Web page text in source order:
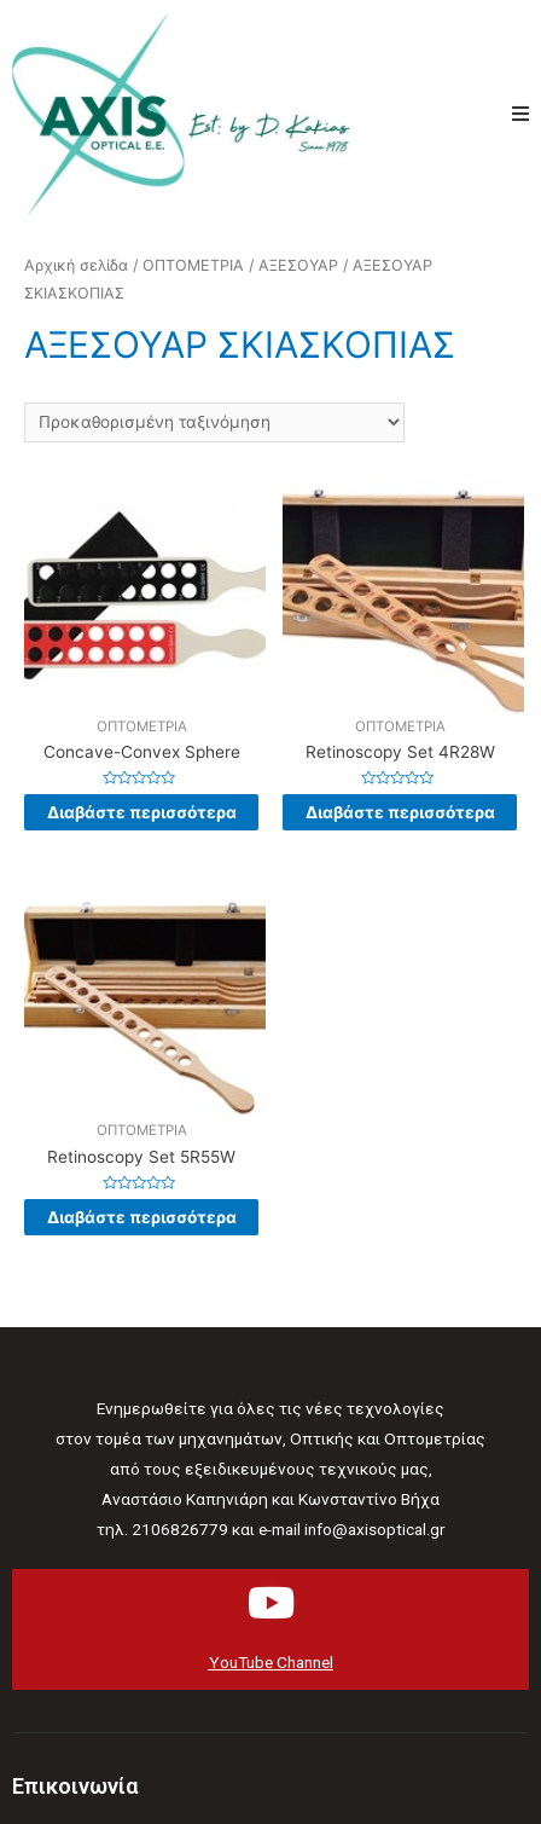
Αρχική σελίδα / ΟΠΤΟΜΕΤΡΙΑ / ΑΞΕΣΟΥΑΡ / ΑΞΕΣΟΥΑΡ
ΣΚΙΑΣΚΟΠΙΑΣ
ΑΞΕΣΟΥΑΡ ΣΚΙΑΣΚΟΠΙΑΣ
ΟΠΤΟΜΕΤΡΙΑ
Concave-Convex Sphere
Βαθμολογήθηκε
με
Διαβάστε περισσότερα
ΟΠΤΟΜΕΤΡΙΑ
Retinoscopy Set 4R28W
Βαθμολογήθηκε
με
Διαβάστε περισσότερα
ΟΠΤΟΜΕΤΡΙΑ
Retinoscopy Set 5R55W
Βαθμολογήθηκε
με
Διαβάστε περισσότερα
Ενημερωθείτε για όλες τις νέες τεχνολογίες
στον τομέα των μηχανημάτων, Οπτικής και Οπτομετρίας
από τους εξειδικευμένους τεχνικούς μας,
Αναστάσιο Καπηνιάρη και Κωνσταντίνο Βήχα
τηλ. 2106826779 και e-mail info@axisoptical.gr
YouTube Channel
Επικοινωνία